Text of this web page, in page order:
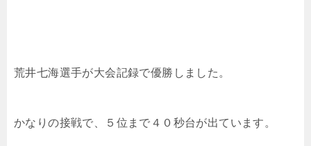
荒井七海選手が大会記録で優勝しました。
かなりの接戦で、５位まで４０秒台が出ています。